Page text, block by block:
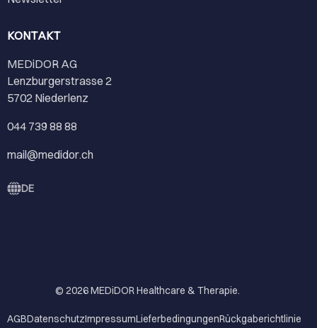
KONTAKT
MEDiDOR AG
Lenzburgerstrasse 2
5702 Niederlenz
044 739 88 88
mail@medidor.ch
DE
© 2026MEDiDOR Healthcare & Therapie.
AGBDatenschutzImpressumLieferbedingungenRückgaberichtlinie